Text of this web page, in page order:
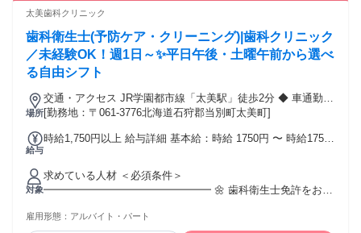
太美歯科クリニック
歯科衛生士(予防ケア・クリーニング)|歯科クリニック
／未経験OK！週1日～✨平日午後・土曜午前から選べ
る自由シフト
場所
交通・アクセス JR学園都市線「太美駅」徒歩2分 ◆ 車通勤
OK ◆ 無料駐車場完備 ◆ 札幌市内からの通勤可能
[勤務地：〒061-3776北海道石狩郡当別町太美町]
給与
時給1,750円以上 給与詳細 基本給：時給 1750円 〜 時給1750
対象
求めている人材 ＜必須条件＞
━━━━━━━━━━━━━━━━ 🌼 歯科衛生士免許をお持
ランク期間は問いません。
雇用形態： アルバイト・パート